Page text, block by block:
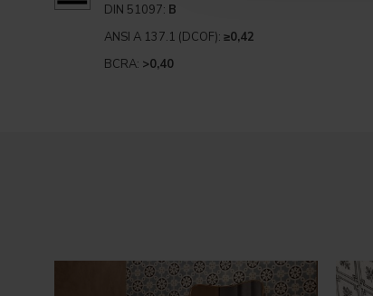
DIN 51097: B
ANSI A 137.1 (DCOF): ≥0,42
BCRA: >0,40